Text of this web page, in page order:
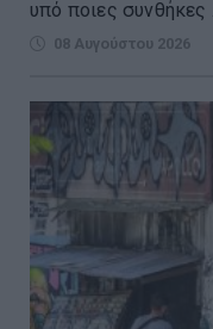
υπό ποιες συνθήκες ...
08 Αυγούστου 2026